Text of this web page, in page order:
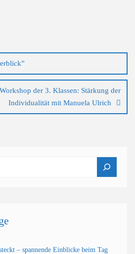
der 3. Klassen: Stärkung der
Individualität mit Manuela Ulrich
– spannende Einblicke beim Tag